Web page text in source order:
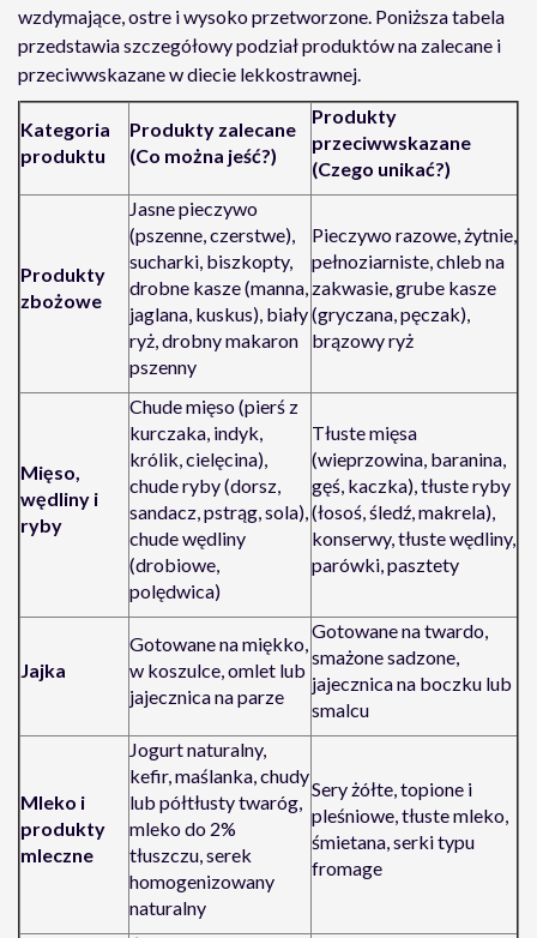
wzdymające, ostre i wysoko przetworzone. Poniższa tabela
przedstawia szczegółowy podział produktów na zalecane i
przeciwwskazane w diecie lekkostrawnej.
Kategoria
produktu
Produkty zalecane
(Co można jeść?)
Produkty
przeciwwskazane
(Czego unikać?)
Produkty
zbożowe
Jasne pieczywo
(pszenne, czerstwe),
sucharki, biszkopty,
drobne kasze (manna,
jaglana, kuskus), biały
ryż, drobny makaron
pszenny
Pieczywo razowe, żytnie,
pełnoziarniste, chleb na
zakwasie, grube kasze
(gryczana, pęczak),
brązowy ryż
Mięso,
wędliny i
ryby
Chude mięso (pierś z
kurczaka, indyk,
królik, cielęcina),
chude ryby (dorsz,
sandacz, pstrąg, sola),
chude wędliny
(drobiowe,
polędwica)
Tłuste mięsa
(wieprzowina, baranina,
gęś, kaczka), tłuste ryby
(łosoś, śledź, makrela),
konserwy, tłuste wędliny,
parówki, pasztety
Jajka
Gotowane na miękko,
w koszulce, omlet lub
jajecznica na parze
Gotowane na twardo,
smażone sadzone,
jajecznica na boczku lub
smalcu
Mleko i
produkty
mleczne
Jogurt naturalny,
kefir, maślanka, chudy
lub półtłusty twaróg,
mleko do 2%
tłuszczu, serek
homogenizowany
naturalny
Sery żółte, topione i
pleśniowe, tłuste mleko,
śmietana, serki typu
fromage